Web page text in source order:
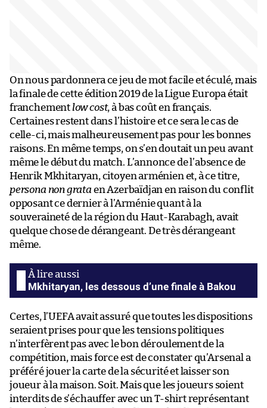
On nous pardonnera ce jeu de mot facile et éculé, mais
la finale de cette édition 2019 de la Ligue Europa était
franchement low cost, à bas coût en français.
Certaines restent dans l’histoire et ce sera le cas de
celle-ci, mais malheureusement pas pour les bonnes
raisons. En même temps, on s’en doutait un peu avant
même le début du match. L’annonce de l’absence de
Henrik Mkhitaryan, citoyen arménien et, à ce titre,
persona non grata en Azerbaïdjan en raison du conflit
opposant ce dernier à l’Arménie quant à la
souveraineté de la région du Haut-Karabagh, avait
quelque chose de dérangeant. De très dérangeant
même.
Mkhitaryan, les dessous d’une finale à Bakou
Certes, l’UEFA avait assuré que toutes les dispositions
seraient prises pour que les tensions politiques
n’interfèrent pas avec le bon déroulement de la
compétition, mais force est de constater qu’Arsenal a
préféré jouer la carte de la sécurité et laisser son
joueur à la maison. Soit. Mais que les joueurs soient
interdits de s’échauffer avec un T-shirt représentant